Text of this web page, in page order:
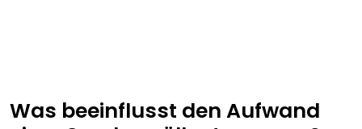
Was beeinflusst den Aufwand